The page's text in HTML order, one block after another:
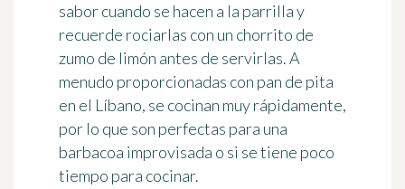
sabor cuando se hacen a la parrilla y
recuerde rociarlas con un chorrito de
zumo de limón antes de servirlas. A
menudo proporcionadas con pan de pita
en el Líbano, se cocinan muy rápidamente,
por lo que son perfectas para una
barbacoa improvisada o si se tiene poco
tiempo para cocinar.